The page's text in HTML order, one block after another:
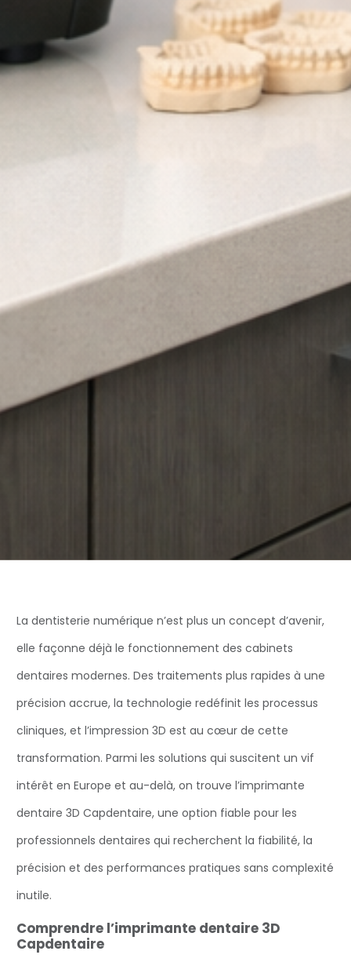
La dentisterie numérique n’est plus un concept d’avenir,
elle façonne déjà le fonctionnement des cabinets
dentaires modernes. Des traitements plus rapides à une
précision accrue, la technologie redéfinit les processus
cliniques, et l’impression 3D est au cœur de cette
transformation. Parmi les solutions qui suscitent un vif
intérêt en Europe et au-delà, on trouve l’imprimante
dentaire 3D Capdentaire, une option fiable pour les
professionnels dentaires qui recherchent la fiabilité, la
précision et des performances pratiques sans complexité
inutile.
Comprendre l’imprimante dentaire 3D
Capdentaire